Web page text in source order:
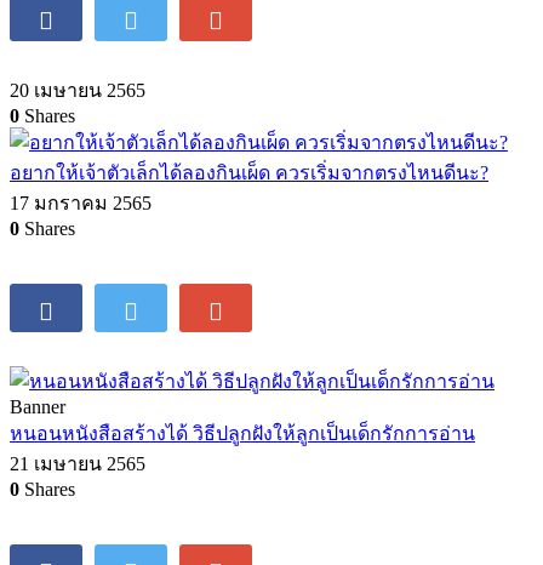
20 เมษายน 2565
0 Shares
อยากให้เจ้าตัวเล็กได้ลองกินเผ็ด ควรเริ่มจากตรงไหนดีนะ?
17 มกราคม 2565
0 Shares
Banner
หนอนหนังสือสร้างได้ วิธีปลูกฝังให้ลูกเป็นเด็กรักการอ่าน
21 เมษายน 2565
0 Shares